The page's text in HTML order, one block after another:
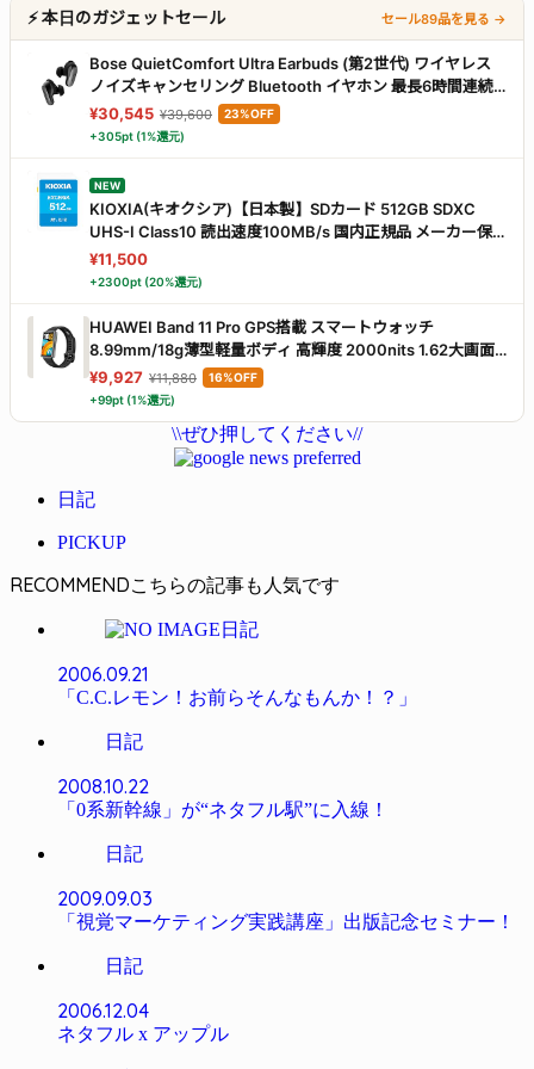
⚡ 本日のガジェットセール
セール89品を見る →
Bose QuietComfort Ultra Earbuds (第2世代) ワイヤレス
ノイズキャンセリング Bluetooth イヤホン 最長6時間連続
再生 IPX4規格準拠 イマーシブオーディオ 迫力の重低音 ブ
ラック
¥30,545 ¥39,600
23%OFF
+305pt (1%還元)
NEW
KIOXIA(キオクシア)【日本製】SDカード 512GB SDXC
UHS-I Class10 読出速度100MB/s 国内正規品 メーカー保
証5年 KLNEA512G
¥11,500
+2300pt (20%還元)
HUAWEI Band 11 Pro GPS搭載 スマートウォッチ
8.99mm/18g薄型軽量ボディ 高輝度 2000nits 1.62大画面
24時間睡眠管理 14日間持続バッテリー ランニングモード
情緒モニタリング LINE通知 ブラック
¥9,927 ¥11,880
16%OFF
+99pt (1%還元)
\\ぜひ押してください//
日記
PICKUP
RECOMMEND
日記
2006.09.21
「C.C.レモン！お前らそんなもんか！？」
日記
2008.10.22
「0系新幹線」が“ネタフル駅”に入線！
日記
2009.09.03
「視覚マーケティング実践講座」出版記念セミナー！
日記
2006.12.04
ネタフル x アップル